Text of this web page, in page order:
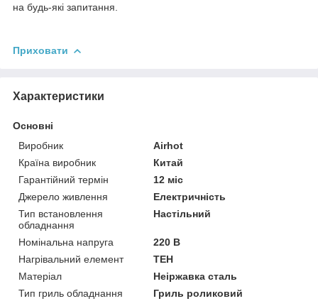
на будь-які запитання.
Приховати
Характеристики
Основні
Виробник
Airhot
Країна виробник
Китай
Гарантійний термін
12 міс
Джерело живлення
Електричність
Тип встановлення
обладнання
Настільний
Номінальна напруга
220 В
Нагрівальний елемент
ТЕН
Матеріал
Неіржавка сталь
Тип гриль обладнання
Гриль роликовий